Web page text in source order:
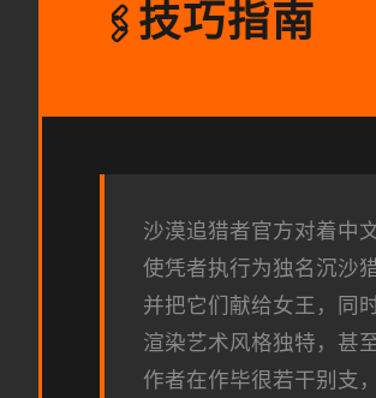
🖇️ 技巧指南
沙漠追猎者官方对着中
使凭者执行为独名沉沙
并把它们献给女王，同
渲染艺术风格独特，甚
作者在作毕很若干别支